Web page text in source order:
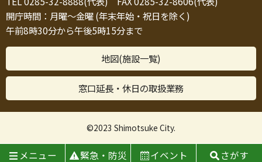
開庁時間：月曜～金曜 (年末年始・祝日を除く)
午前8時30分から午後5時15分まで
地図(施設一覧)
窓口延長・休日の取扱業務
©2023 Shimotsuke City.
メニュー 緊急・防災 イベント さがす